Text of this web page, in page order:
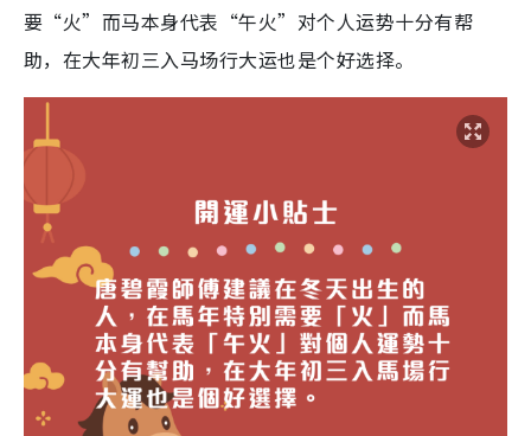
要“火”而马本身代表“午火”对个人运势十分有帮
助，在大年初三入马场行大运也是个好选择。